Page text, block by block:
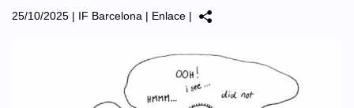
25/10/2025 | IF Barcelona | Enlace |